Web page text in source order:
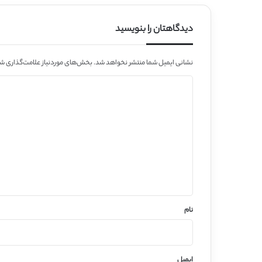
دیدگاهتان را بنویسید
نشانی ایمیل شما منتشر نخواهد شد.بخش‌های موردنیاز علامت‌گذاری
نام